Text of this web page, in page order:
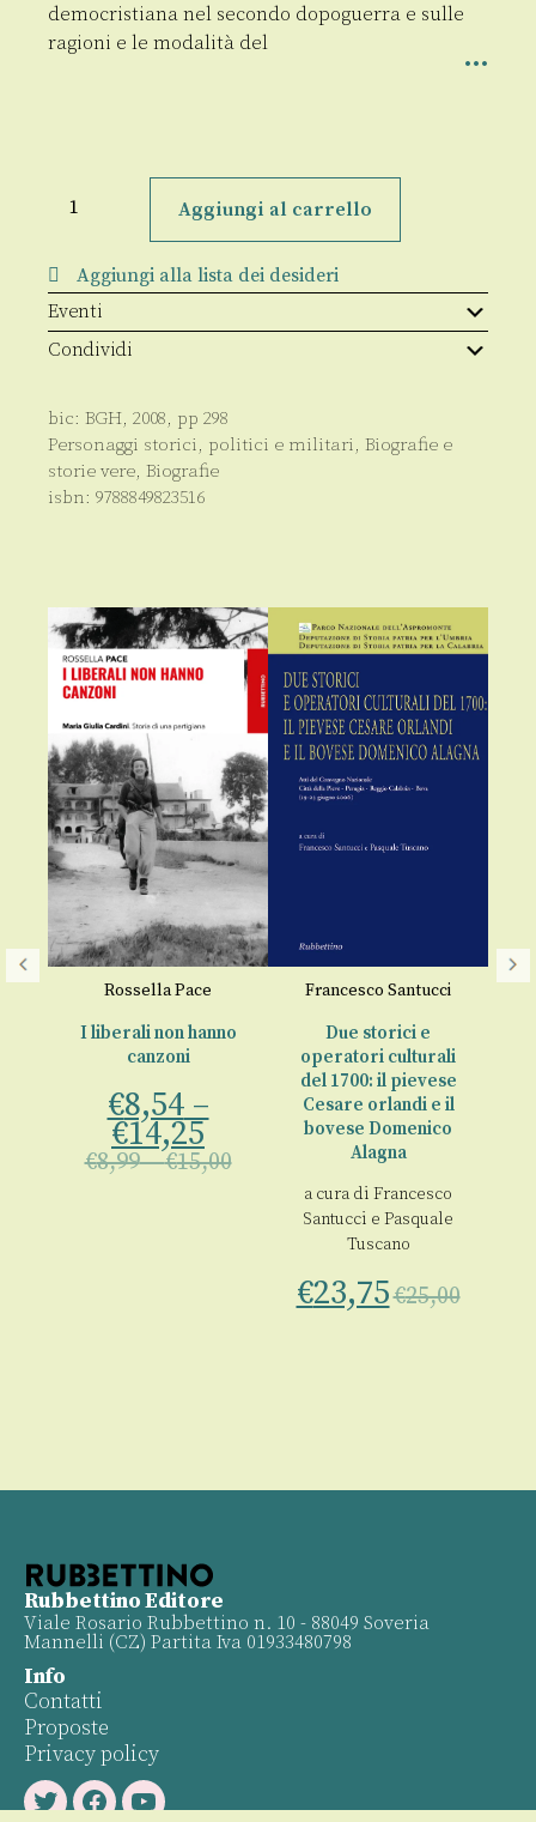
democristiana nel secondo dopoguerra e sulle
ragioni e le modalità del
Aggiungi al carrello
Aggiungi alla lista dei desideri
Eventi
Condividi
bic: BGH, 2008, pp 298
Personaggi storici, politici e militari, Biografie e
storie vere, Biografie
isbn: 9788849823516
Rossella Pace
I liberali non hanno
canzoni
€8,54–
€14,25
€8,99–€15,00
Francesco Santucci
Due storici e
operatori culturali
del 1700: il pievese
Cesare orlandi e il
bovese Domenico
Alagna
a cura di Francesco
Santucci e Pasquale
Tuscano
€23,75€25,00
Rubbettino Editore
Viale Rosario Rubbettino n. 10 - 88049 Soveria
Mannelli (CZ) Partita Iva 01933480798
Info
Contatti
Proposte
Privacy policy
TwitterFacebookYoutube